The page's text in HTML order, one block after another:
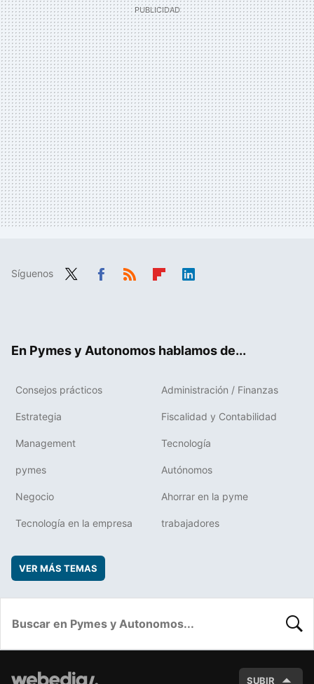
Síguenos
En Pymes y Autonomos hablamos de...
Consejos prácticos Administración / Finanzas
Estrategia Fiscalidad y Contabilidad
Management Tecnología
pymes Autónomos
Negocio Ahorrar en la pyme
Tecnología en la empresa trabajadores
VER MÁS TEMAS
SUBIR